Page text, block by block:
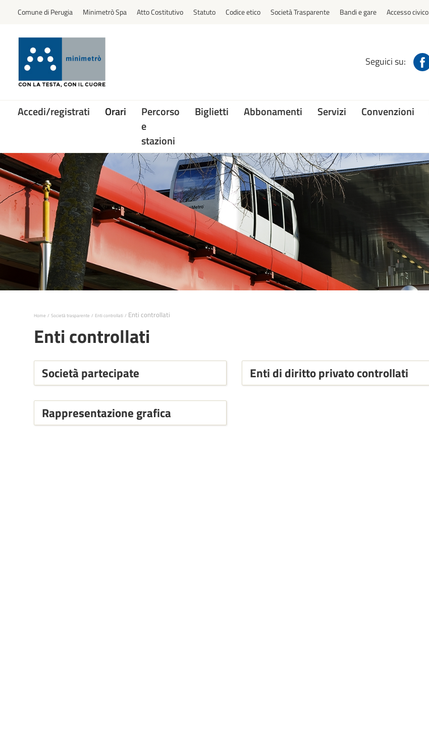
Comune di Perugia Minimetrò Spa Atto Costitutivo Statuto Codice etico Società Trasparente Bandi e gare Accesso civico
Seguici su:
Accedi/registrati Orari
Percorso
e
stazioni
Biglietti Abbonamenti Servizi Convenzioni
Home Società trasparente Enti controllati Enti controllati
Enti controllati
Società partecipate Enti di diritto privato controllati
Rappresentazione grafica